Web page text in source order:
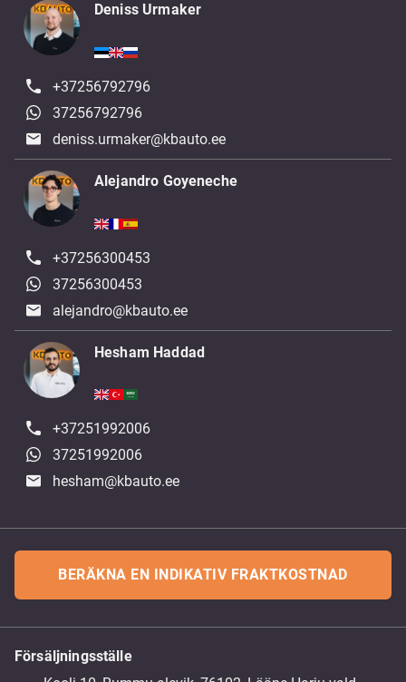
Deniss Urmaker
+37256792796
37256792796
deniss.urmaker@kbauto.ee
Alejandro Goyeneche
+37256300453
37256300453
alejandro@kbauto.ee
Hesham Haddad
+37251992006
37251992006
hesham@kbauto.ee
BERÄKNA EN INDIKATIV FRAKTKOSTNAD
Försäljningsställe